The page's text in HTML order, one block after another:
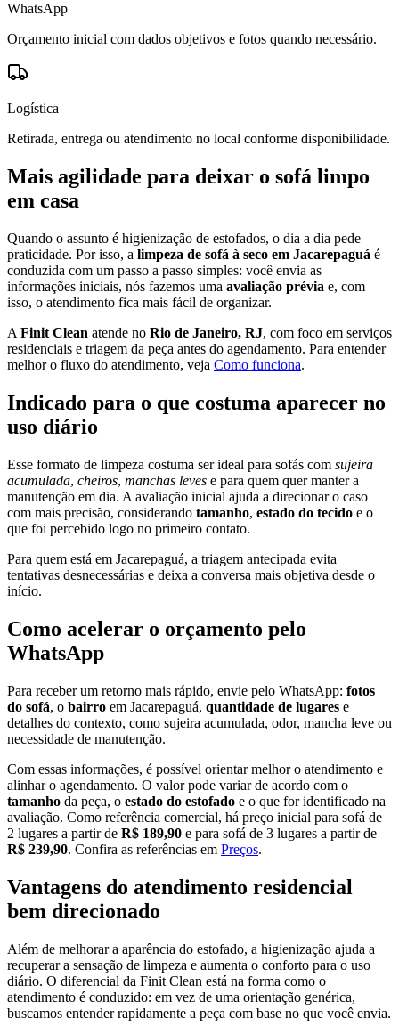
WhatsApp
Orçamento inicial com dados objetivos e fotos quando necessário.
Logística
Retirada, entrega ou atendimento no local conforme disponibilidade.
Mais agilidade para deixar o sofá limpo
em casa
Quando o assunto é higienização de estofados, o dia a dia pede
praticidade. Por isso, a limpeza de sofá à seco em Jacarepaguá é
conduzida com um passo a passo simples: você envia as
informações iniciais, nós fazemos uma avaliação prévia e, com
isso, o atendimento fica mais fácil de organizar.
A Finit Clean atende no Rio de Janeiro, RJ, com foco em serviços
residenciais e triagem da peça antes do agendamento. Para entender
melhor o fluxo do atendimento, veja Como funciona.
Indicado para o que costuma aparecer no
uso diário
Esse formato de limpeza costuma ser ideal para sofás com sujeira
acumulada, cheiros, manchas leves e para quem quer manter a
manutenção em dia. A avaliação inicial ajuda a direcionar o caso
com mais precisão, considerando tamanho, estado do tecido e o
que foi percebido logo no primeiro contato.
Para quem está em Jacarepaguá, a triagem antecipada evita
tentativas desnecessárias e deixa a conversa mais objetiva desde o
início.
Como acelerar o orçamento pelo
WhatsApp
Para receber um retorno mais rápido, envie pelo WhatsApp: fotos
do sofá, o bairro em Jacarepaguá, quantidade de lugares e
detalhes do contexto, como sujeira acumulada, odor, mancha leve ou
necessidade de manutenção.
Com essas informações, é possível orientar melhor o atendimento e
alinhar o agendamento. O valor pode variar de acordo com o
tamanho da peça, o estado do estofado e o que for identificado na
avaliação. Como referência comercial, há preço inicial para sofá de
2 lugares a partir de R$ 189,90 e para sofá de 3 lugares a partir de
R$ 239,90. Confira as referências em Preços.
Vantagens do atendimento residencial
bem direcionado
Além de melhorar a aparência do estofado, a higienização ajuda a
recuperar a sensação de limpeza e aumenta o conforto para o uso
diário. O diferencial da Finit Clean está na forma como o
atendimento é conduzido: em vez de uma orientação genérica,
buscamos entender rapidamente a peça com base no que você envia.